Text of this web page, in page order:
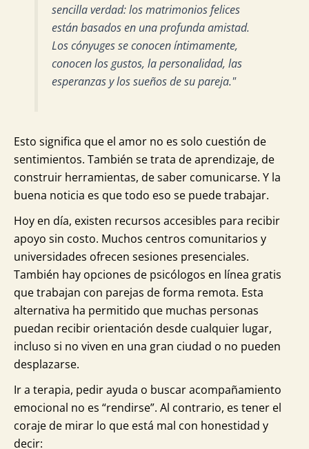
sencilla verdad: los matrimonios felices
están basados en una profunda amistad.
Los cónyuges se conocen íntimamente,
conocen los gustos, la personalidad, las
esperanzas y los sueños de su pareja."
Esto significa que el amor no es solo cuestión de
sentimientos. También se trata de aprendizaje, de
construir herramientas, de saber comunicarse. Y la
buena noticia es que todo eso se puede trabajar.
Hoy en día, existen recursos accesibles para recibir
apoyo sin costo. Muchos centros comunitarios y
universidades ofrecen sesiones presenciales.
También hay opciones de psicólogos en línea gratis
que trabajan con parejas de forma remota. Esta
alternativa ha permitido que muchas personas
puedan recibir orientación desde cualquier lugar,
incluso si no viven en una gran ciudad o no pueden
desplazarse.
Ir a terapia, pedir ayuda o buscar acompañamiento
emocional no es “rendirse”. Al contrario, es tener el
coraje de mirar lo que está mal con honestidad y
decir: